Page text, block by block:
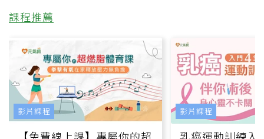
課程推薦
影片課程 影片課程